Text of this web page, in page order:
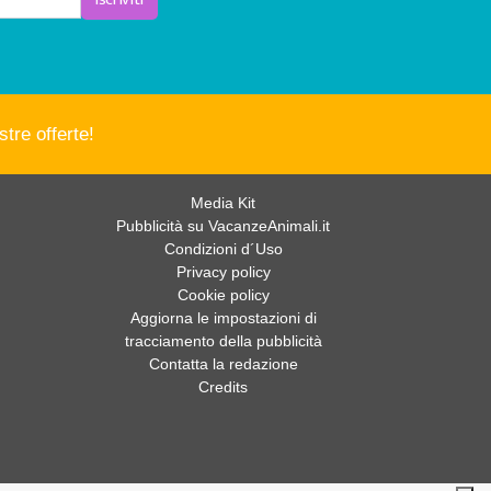
offerte!
Media Kit
Pubblicità su VacanzeAnimali.it
Condizioni d´Uso
Privacy policy
Cookie policy
Aggiorna le impostazioni di
tracciamento della pubblicità
Contatta la redazione
Credits